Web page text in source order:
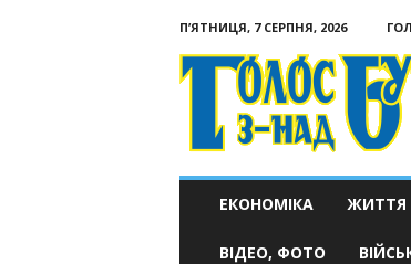
П’ЯТНИЦЯ, 7 СЕРПНЯ, 2026
Голос
з-
ЕКОНОМІКА ЖИТТЯ
ВІДЕО, ФОТО